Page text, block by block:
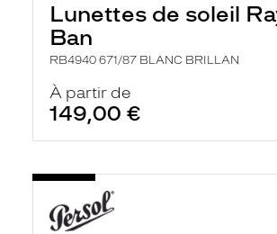
Lunettes de soleil
Ban
RB4940 671/87 BLANC BRILLAN
À partir de
149,00 €